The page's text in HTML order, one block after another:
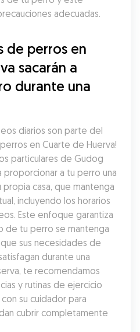
adecuadas.
de perros en
sacarán a
durante una
diarios son parte del
en Cuarte de Huerva!
particulares de Gudog
a tu perro una
casa, que mantenga
incluyendo los horarios
Este enfoque garantiza
de tu perro se mantenga
sus necesidades de
durante una
te recomendamos
y rutinas de ejercicio
su cuidador para
cubrir completamente